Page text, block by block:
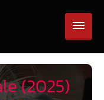
(2025)